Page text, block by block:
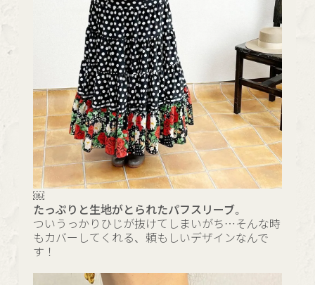
￼
たっぷりと生地がとられたパフスリーブ。
ついうっかりひじが抜けてしまいがち…そんな時
もカバーしてくれる、頼もしいデザインなんで
す！